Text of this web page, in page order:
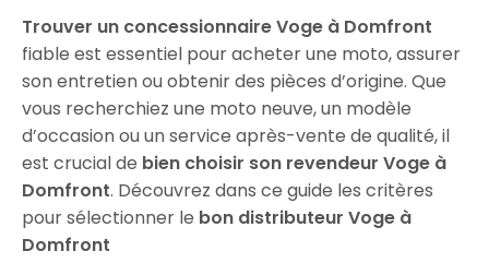
Trouver un concessionnaire Voge à Domfront
fiable est essentiel pour acheter une moto, assurer
son entretien ou obtenir des pièces d’origine. Que
vous recherchiez une moto neuve, un modèle
d’occasion ou un service après-vente de qualité, il
est crucial de bien choisir son revendeur Voge à
Domfront. Découvrez dans ce guide les critères
pour sélectionner le bon distributeur Voge à
Domfront